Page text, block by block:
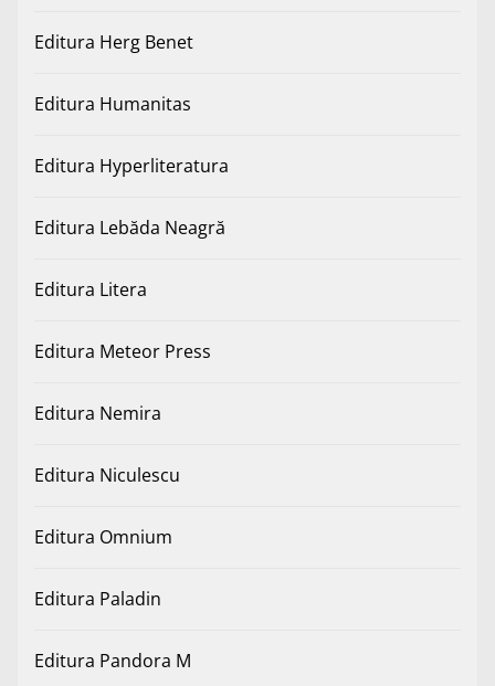
Editura Herg Benet
Editura Humanitas
Editura Hyperliteratura
Editura Lebăda Neagră
Editura Litera
Editura Meteor Press
Editura Nemira
Editura Niculescu
Editura Omnium
Editura Paladin
Editura Pandora M